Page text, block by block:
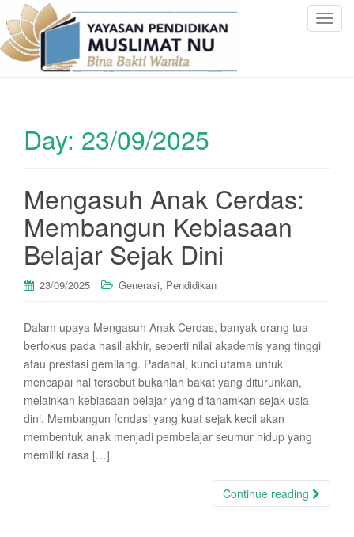
T
Day: 23/09/2025
Mengasuh Anak Cerdas:
Membangun Kebiasaan
Belajar Sejak Dini
23/09/2025 Generasi, Pendidikan
Dalam upaya Mengasuh Anak Cerdas, banyak orang tua
berfokus pada hasil akhir, seperti nilai akademis yang tinggi
atau prestasi gemilang. Padahal, kunci utama untuk
mencapai hal tersebut bukanlah bakat yang diturunkan,
melainkan kebiasaan belajar yang ditanamkan sejak usia
dini. Membangun fondasi yang kuat sejak kecil akan
membentuk anak menjadi pembelajar seumur hidup yang
memiliki rasa […]
Continue reading